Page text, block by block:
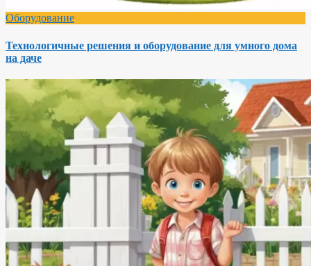
Оборудование
Технологичные решения и оборудование для умного дома
на даче